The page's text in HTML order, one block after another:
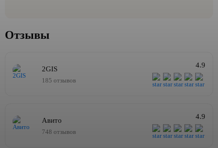
Отзывы
2GIS
185 отзывов
4.9
Авито
748 отзывов
4.9